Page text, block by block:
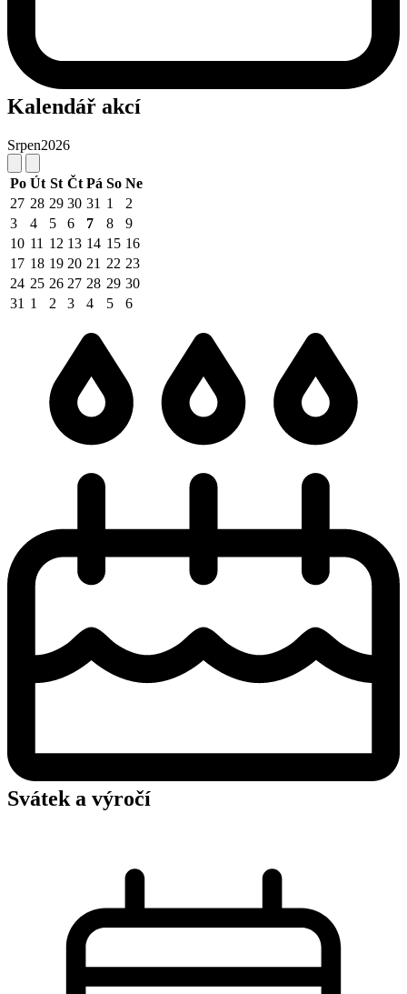
Kalendář akcí
Srpen2026
Po Út St Čt Pá So Ne
27 28 29 30 31 1
2
3
4 5 6 7 8
9
10 11 12 13 14 15 16
17 18 19 20 21 22 23
24 25 26 27 28 29 30
31 1 2 3 4 5 6
Svátek a výročí